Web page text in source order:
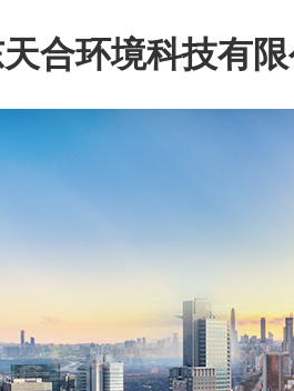
合环境科技有